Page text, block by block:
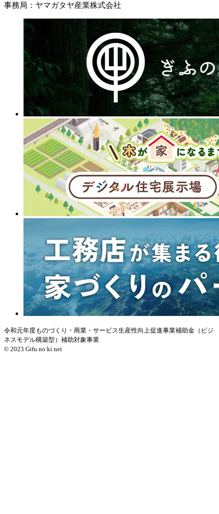
事務局：ヤマガタヤ産業株式会社
令和元年度ものづくり・商業・サービス生産性向上促進事業補助金（ビジ
ネスモデル構築型）補助対象事業
© 2023 Gifu no ki net